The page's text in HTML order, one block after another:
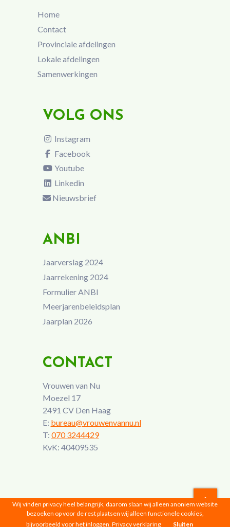
Home
Contact
Provinciale afdelingen
Lokale afdelingen
Samenwerkingen
VOLG ONS
Instagram
Facebook
Youtube
Linkedin
Nieuwsbrief
ANBI
Jaarverslag 2024
Jaarrekening 2024
Formulier ANBI
Meerjarenbeleidsplan
Jaarplan 2026
CONTACT
Vrouwen van Nu
Moezel 17
2491 CV Den Haag
E: bureau@vrouwenvannu.nl
T: 070 3244429
KvK: 40409535
Vrouwen van Nu © 2026 |Privacyverklaring
Wij vinden privacy heel belangrijk, daarom slaan wij alleen anoniem website
bezoeken op voor de rest plaatsen wij alleen functionele cookies,
bijvoorbeeld voor het inloggen. Privacy verklaring Sluiten